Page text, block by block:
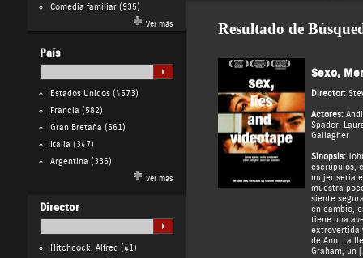
Comedia familiar(935)
Ver más
País
Estados Unidos(4573)
Francia (582)
Gran Bretaña (561)
Italia (347)
Argentina (336)
Ver más
Director
Hitchcock, Alfred (41)
Resultado de
Sexo,
Director:
Actores:
Spader,
Gallagher
Sinopsis:
escrúpulos,
mujer seria
muestra
siente
en cambio,
tiene una
extrovertida
de Ann. La
Graham, un